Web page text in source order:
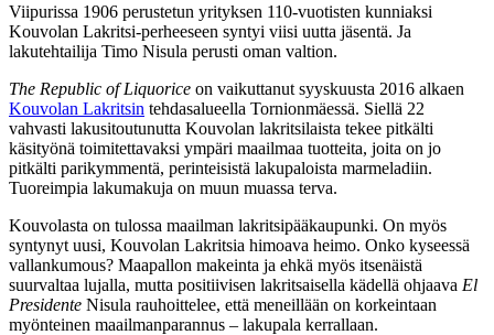
Viipurissa 1906 perustetun yrityksen 110-vuotisten kunniaksi
Kouvolan Lakritsi-perheeseen syntyi viisi uutta jäsentä. Ja
lakutehtailija Timo Nisula perusti oman valtion.
The Republic of Liquorice on vaikuttanut syyskuusta 2016 alkaen
Kouvolan Lakritsin tehdasalueella Tornionmäessä. Siellä 22
vahvasti lakusitoutunutta Kouvolan lakritsilaista tekee pitkälti
käsityönä toimitettavaksi ympäri maailmaa tuotteita, joita on jo
pitkälti parikymmentä, perinteisistä lakupaloista marmeladiin.
Tuoreimpia lakumakuja on muun muassa terva.
Kouvolasta on tulossa maailman lakritsipääkaupunki. On myös
syntynyt uusi, Kouvolan Lakritsia himoava heimo. Onko kyseessä
vallankumous? Maapallon makeinta ja ehkä myös itsenäistä
suurvaltaa lujalla, mutta positiivisen lakritsaisella kädellä ohjaava El
Presidente Nisula rauhoittelee, että meneillään on korkeintaan
myönteinen maailmanparannus – lakupala kerrallaan.